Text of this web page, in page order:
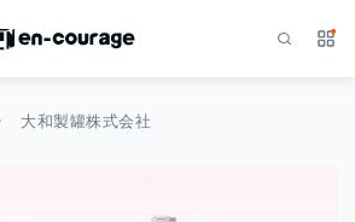
サ
大和製罐株式会社